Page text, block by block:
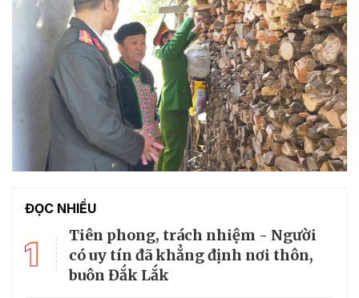
ĐỌC NHIỀU
1
Tiên phong, trách nhiệm - Người
có uy tín đã khẳng định nơi thôn,
buôn Đắk Lắk